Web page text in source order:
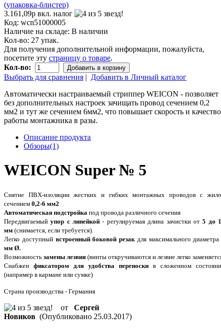
3.161,09р вкл. налог
Код: wcn51000005
Наличие на складе: В наличии
Кол-во: 27 упак.
Для получения дополнительной информации, пожалуйста,
посетите эту страницу о товаре.
Кол-во:
Добавить в корзину
Выбрать для сравнения | Добавить в Личный каталог
Автоматически настраиваемый стриппер WEICON - позволяет
без дополнительных настроек зачищать провод сечением 0,2
мм2 и тут же сечением 6мм2, что повышает скорость и качество
работы монтажника в разы.
Описание продукта
Обзоры(1)
WEICON Super № 5
Снятие ПВХ-изоляции жестких и гибких монтажных проводов с
сечением 0,2-6 мм2
Автоматическая подстройка под провода различного сечения
Передвигаемый упор с линейкой - регулируемая длина зачистки от5 до
мм (снимается, если требуется).
Легко доступный встроенный боковой резак для максимального диаметра
мм Ø.
Возможность замены лезвия (винты откручиваются и лезвие легко
Снабжен фиксатором для удобства переноски в сложенном
(например в кармане или сумке)
Страна производства - Германия
от Сергей
Новиков (Опубликовано 25.03.2017)